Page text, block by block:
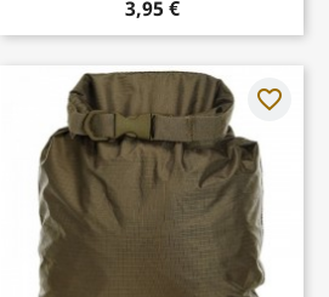
3,95 €
favorite_border